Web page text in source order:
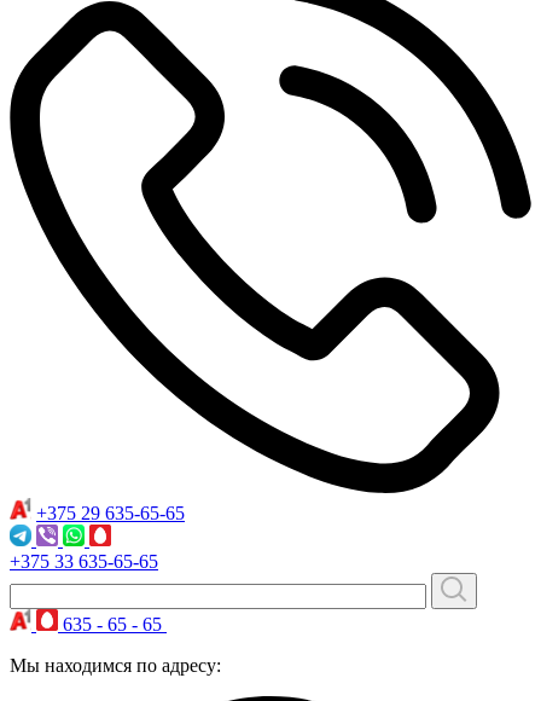
+375 29 635-65-65
+375 33 635-65-65
635 - 65 - 65
Мы находимся по адресу: